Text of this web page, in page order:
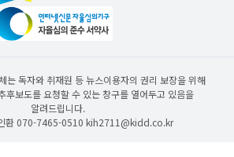
는 독자와 취재원 등 뉴스이용자의 권리 보장을 위해
후보도를 요청할 수 있는 창구를 열어두고 있음을
알려드립니다.
환 070-7465-0510 kih2711@kidd.co.kr